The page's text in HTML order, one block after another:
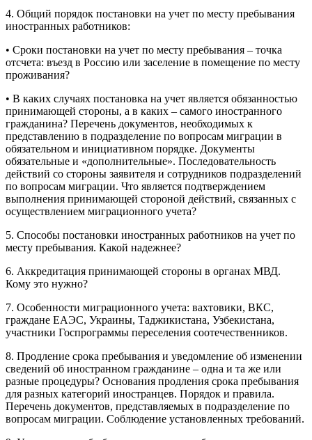
4. Общий порядок постановки на учет по месту пребывания
иностранных работников:
• Сроки постановки на учет по месту пребывания – точка
отсчета: въезд в Россию или заселение в помещение по месту
проживания?
• В каких случаях постановка на учет является обязанностью
принимающей стороны, а в каких – самого иностранного
гражданина? Перечень документов, необходимых к
представлению в подразделение по вопросам миграции в
обязательном и инициативном порядке. Документы
обязательные и «дополнительные». Последовательность
действий со стороны заявителя и сотрудников подразделений
по вопросам миграции. Что является подтверждением
выполнения принимающей стороной действий, связанных с
осуществлением миграционного учета?
5. Способы постановки иностранных работников на учет по
месту пребывания. Какой надежнее?
6. Аккредитация принимающей стороны в органах МВД.
Кому это нужно?
7. Особенности миграционного учета: вахтовики, ВКС,
граждане ЕАЭС, Украины, Таджикистана, Узбекистана,
участники Госпрограммы переселения соотечественников.
8. Продление срока пребывания и уведомление об изменении
сведений об иностранном гражданине – одна и та же или
разные процедуры? Основания продления срока пребывания
для разных категорий иностранцев. Порядок и правила.
Перечень документов, представляемых в подразделение по
вопросам миграции. Соблюдение установленных требований.